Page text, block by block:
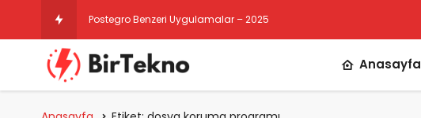
Postegro Benzeri Uygulamalar – 2025
Anasayfa